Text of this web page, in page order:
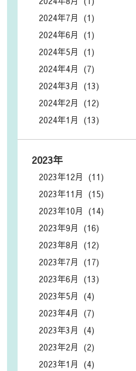
2024年7月 (1)
2024年6月 (1)
2024年5月 (1)
2024年4月 (7)
2024年3月 (13)
2024年2月 (12)
2024年1月 (13)
2023年
2023年12月 (11)
2023年11月 (15)
2023年10月 (14)
2023年9月 (16)
2023年8月 (12)
2023年7月 (17)
2023年6月 (13)
2023年5月 (4)
2023年4月 (7)
2023年3月 (4)
2023年2月 (2)
2023年1月 (4)